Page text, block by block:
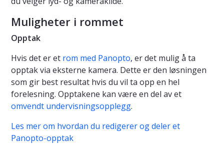
Muligheter i rommet
Opptak
Hvis det er et rom med Panopto, er det mulig å ta
opptak via eksterne kamera. Dette er den løsningen
som gir best resultat hvis du vil ta opp en hel
forelesning. Opptakene kan være en del av et
omvendt undervisningsopplegg.
Les mer om hvordan du redigerer og deler et
Panopto-opptak